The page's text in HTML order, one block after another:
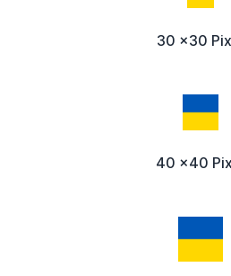
30 x30
40 x40